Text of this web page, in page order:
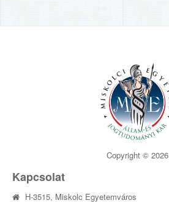
Copyright © 2026
Kapcsolat
H-3515, Miskolc Egyetemváros